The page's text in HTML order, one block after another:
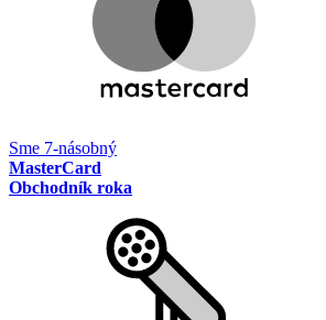
Sme 7-násobný
MasterCard
Obchodník roka